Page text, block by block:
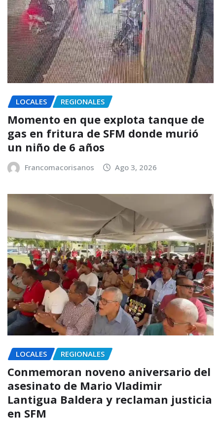
LOCALES REGIONALES
Momento en que explota tanque de
gas en fritura de SFM donde murió
un niño de 6 años
Francomacorisanos Ago 3, 2026
LOCALES REGIONALES
Conmemoran noveno aniversario del
asesinato de Mario Vladimir
Lantigua Baldera y reclaman justicia
en SFM